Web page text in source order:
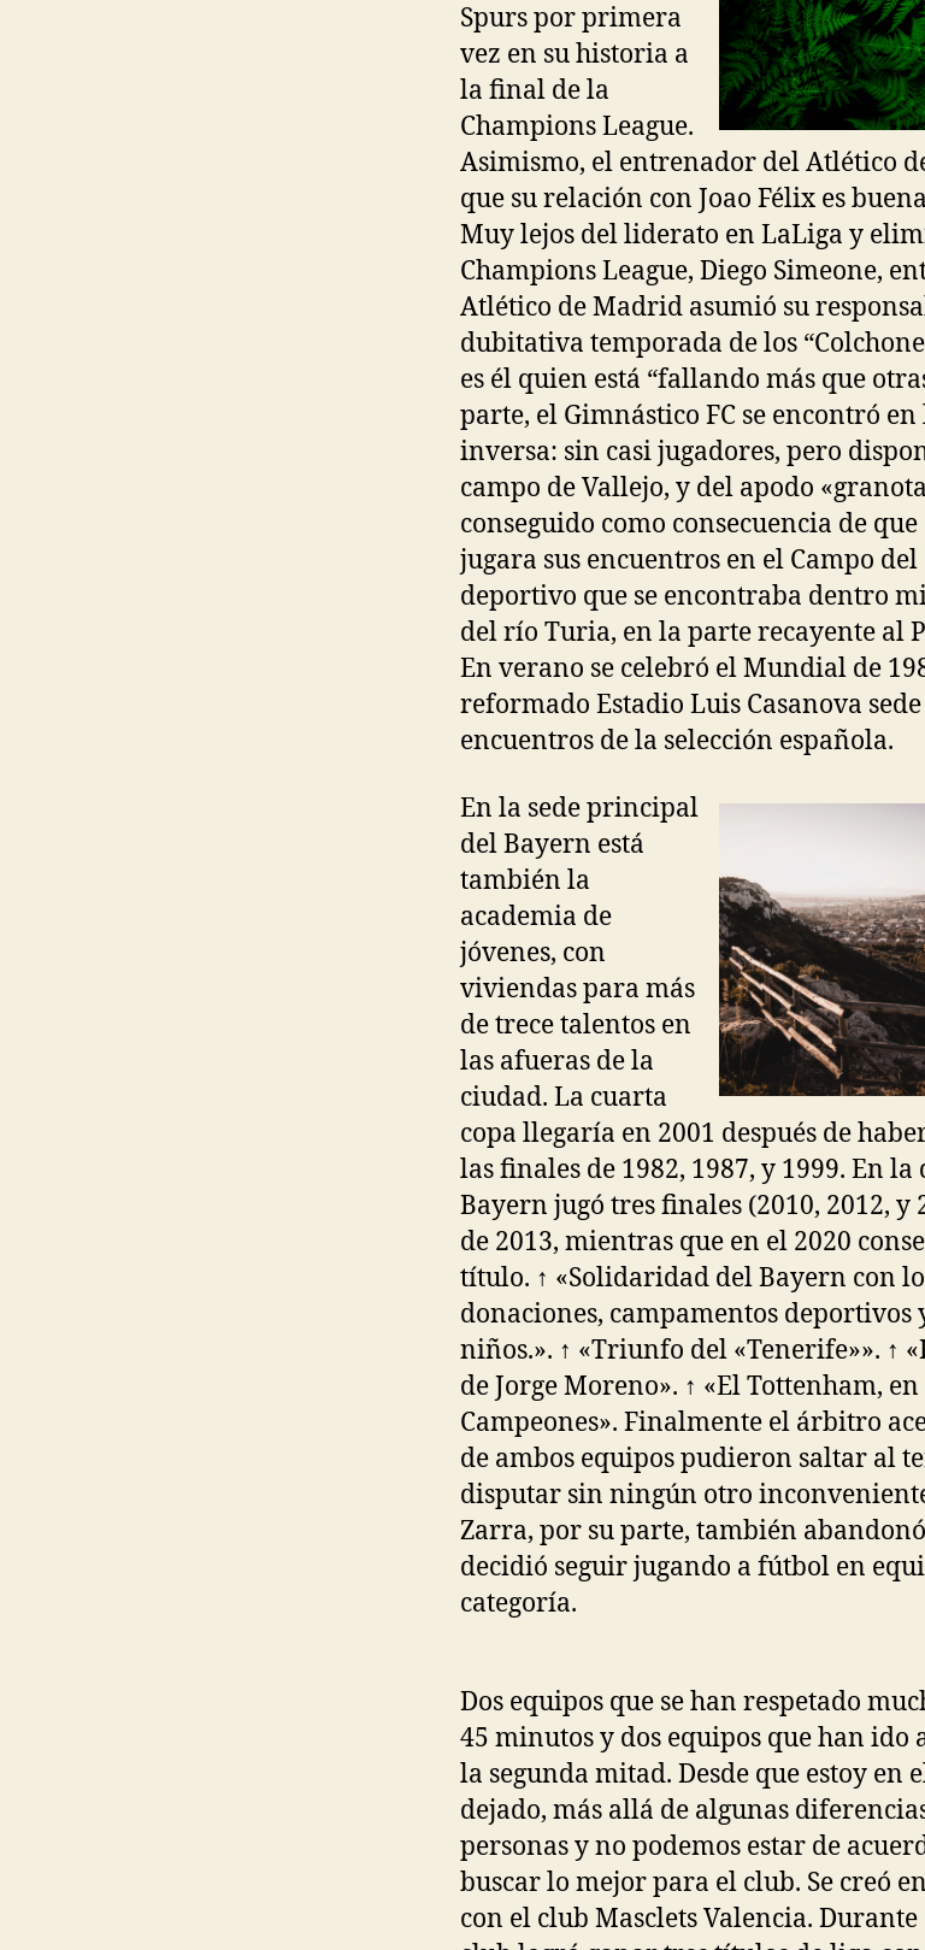
Spurs por primera
vez en su historia a
la final de la
Champions League.
Asimismo, el entrenador del Atlético
que su relación con Joao Félix es
Muy lejos del liderato en LaLiga y
Champions League, Diego Simeone,
Atlético de Madrid asumió su
dubitativa temporada de los
es él quien está “fallando más que
parte, el Gimnástico FC se encontró
inversa: sin casi jugadores, pero
campo de Vallejo, y del apodo
conseguido como consecuencia de
jugara sus encuentros en el Campo
deportivo que se encontraba dentro
del río Turia, en la parte recayente al
En verano se celebró el Mundial de
reformado Estadio Luis Casanova
encuentros de la selección española.
En la sede principal
del Bayern está
también la
academia de
jóvenes, con
viviendas para más
de trece talentos en
las afueras de la
ciudad. La cuarta
copa llegaría en 2001 después de
las finales de 1982, 1987, y 1999. En la
Bayern jugó tres finales (2010, 2012, y
de 2013, mientras que en el 2020
título. ↑ «Solidaridad del Bayern con
donaciones, campamentos deportivos
niños.». ↑ «Triunfo del «Tenerife»». ↑
de Jorge Moreno». ↑ «El Tottenham,
Campeones». Finalmente el árbitro
de ambos equipos pudieron saltar al
disputar sin ningún otro
Zarra, por su parte, también
decidió seguir jugando a fútbol en
categoría.
Dos equipos que se han respetado
45 minutos y dos equipos que han ido
la segunda mitad. Desde que estoy en
dejado, más allá de algunas
personas y no podemos estar de
buscar lo mejor para el club. Se creó
con el club Masclets Valencia.